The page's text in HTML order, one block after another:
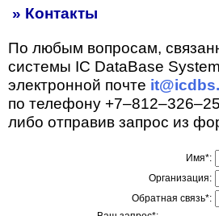
» Контакты
По любым вопросам,
системы IC DataBase
электронной почте
по телефону
либо отправив запрос из
Имя*:
Организация:
Обратная связь*: